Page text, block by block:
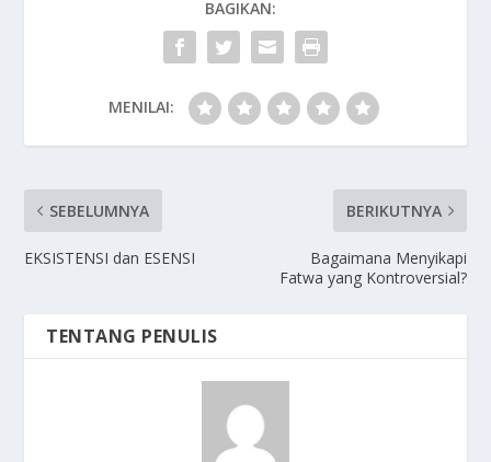
BAGIKAN:
MENILAI:
SEBELUMNYA
EKSISTENSI dan ESENSI
BERIKUTNYA
Bagaimana Menyikapi
Fatwa yang Kontroversial?
TENTANG PENULIS